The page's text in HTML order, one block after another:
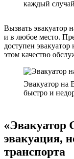
каждый
Вызвать эвакуатор
и в любое место.
доступен
этом качество
Эвакуатор на
быстро и
«Эвакуатор
эвакуация,
транспорта